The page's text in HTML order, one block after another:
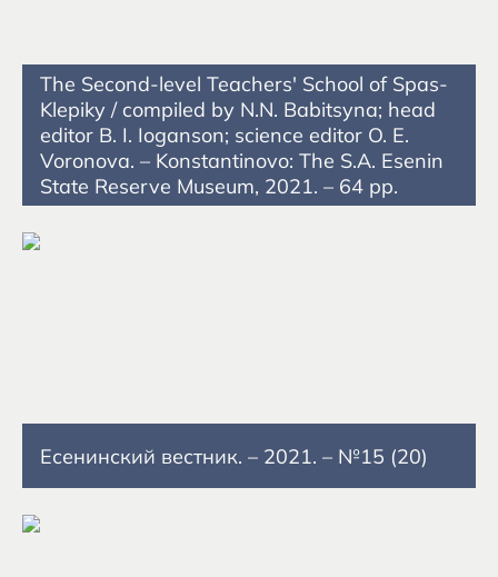
The Second-level Teachers' School of Spas-
Klepiky / compiled by N.N. Babitsyna; head
editor B. I. Ioganson; science editor O. E.
Voronova. – Konstantinovo: The S.A. Esenin
State Reserve Museum, 2021. – 64 pp.
Есенинский вестник. – 2021. – №15 (20)